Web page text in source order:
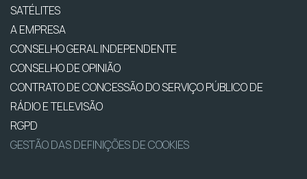
SATÉLITES
A EMPRESA
CONSELHO GERAL INDEPENDENTE
CONSELHO DE OPINIÃO
CONTRATO DE CONCESSÃO DO SERVIÇO PÚBLICO DE
RÁDIO E TELEVISÃO
RGPD
GESTÃO DAS DEFINIÇÕES DE COOKIES